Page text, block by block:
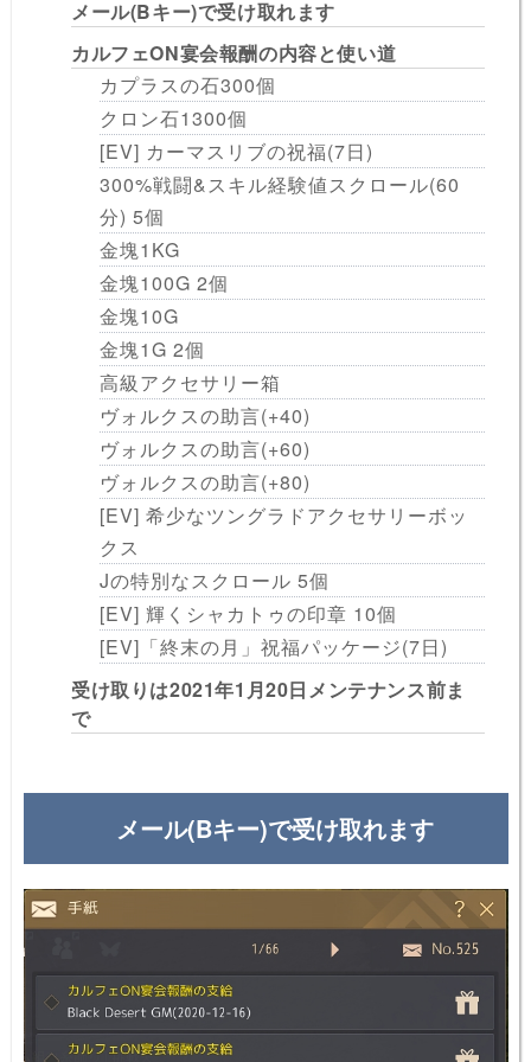
メール(Bキー)で受け取れます
カルフェON宴会報酬の内容と使い道
カプラスの石300個
クロン石1300個
[EV] カーマスリブの祝福(7日)
300%戦闘&スキル経験値スクロール(60
分) 5個
金塊1KG
金塊100G 2個
金塊10G
金塊1G 2個
高級アクセサリー箱
ヴォルクスの助言(+40)
ヴォルクスの助言(+60)
ヴォルクスの助言(+80)
[EV] 希少なツングラドアクセサリーボッ
クス
Jの特別なスクロール 5個
[EV] 輝くシャカトゥの印章 10個
[EV]「終末の月」祝福パッケージ(7日)
受け取りは2021年1月20日メンテナンス前ま
で
メール(Bキー)で受け取れます